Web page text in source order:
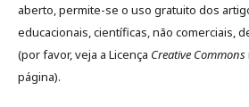
aberto, permite-se o uso gratuito dos
educacionais, científicas, não comerciais,
(por favor, veja a Licença Creative Commons
página).